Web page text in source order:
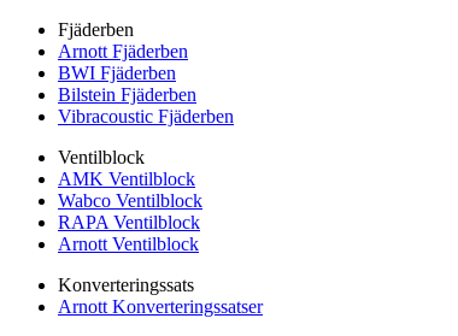
Fjäderben
Arnott Fjäderben
BWI Fjäderben
Bilstein Fjäderben
Vibracoustic Fjäderben
Ventilblock
AMK Ventilblock
Wabco Ventilblock
RAPA Ventilblock
Arnott Ventilblock
Konverteringssats
Arnott Konverteringssatser